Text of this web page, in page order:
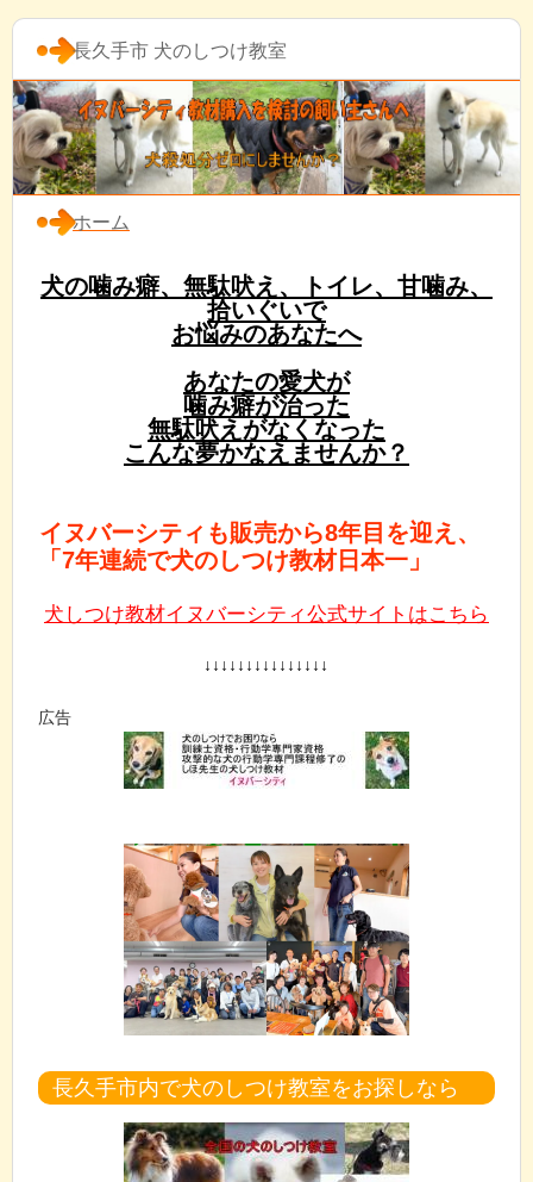
長久手市 犬のしつけ教室
ホーム
犬の噛み癖、無駄吠え、トイレ、甘噛み、
拾いぐいで
お悩みのあなたへ
あなたの愛犬が
噛み癖が治った
無駄吠えがなくなった
こんな夢かなえませんか？
イヌバーシティも販売から8年目を迎え、
「7年連続で犬のしつけ教材日本一」
犬しつけ教材イヌバーシティ公式サイトはこちら
↓↓↓↓↓↓↓↓↓↓↓↓↓↓↓
広告
長久手市内で犬のしつけ教室をお探しなら